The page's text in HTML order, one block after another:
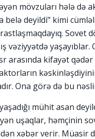
mövzuları hələ də
belə deyildi" kimi
vəziyyətdə
arasında kifayət
Ona görə də bu
mühit asan
uşaqlar, həmçinin
xəbər verir. Müasir